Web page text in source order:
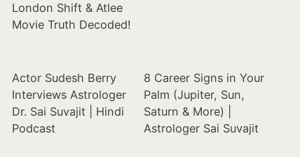
London Shift & Atlee
Movie Truth Decoded!
Actor Sudesh Berry
Interviews Astrologer
Dr. Sai Suvajit | Hindi
Podcast
8 Career Signs in Your
Palm (Jupiter, Sun,
Saturn & More) |
Astrologer Sai Suvajit